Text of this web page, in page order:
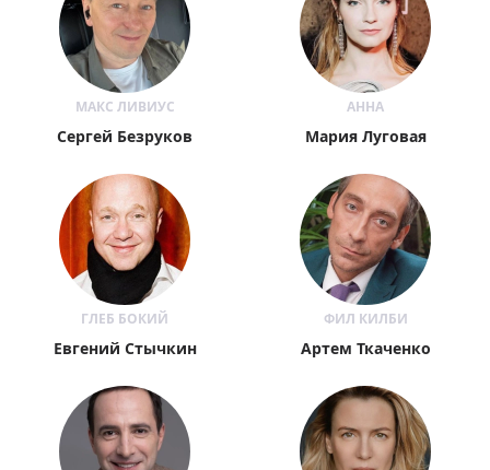
МАКС ЛИВИУС
Сергей Безруков
АННА
Мария Луговая
ГЛЕБ БОКИЙ
Евгений Стычкин
ФИЛ КИЛБИ
Артем Ткаченко